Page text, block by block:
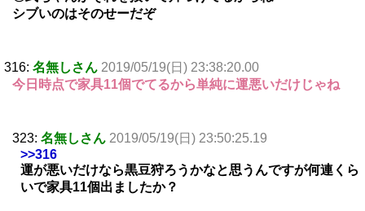
シブいのはそのせーだぞ
316: 名無しさん 2019/05/19(日) 23:38:20.00
今日時点で家具11個でてるから単純に運悪いだけじゃね
323: 名無しさん 2019/05/19(日) 23:50:25.19
>>316
運が悪いだけなら黒豆狩ろうかなと思うんですが何連くら
いで家具11個出ましたか？